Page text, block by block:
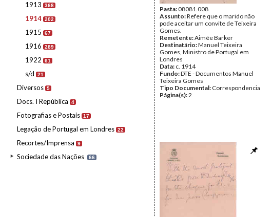
1913 368
1914 202
1915 67
1916 289
1922 61
s/d 21
Diversos 5
Docs. I República 4
Fotografias e Postais 17
Legação de Portugal em Londres 22
Recortes/Imprensa 9
Sociedade das Nações 66
Pasta:08081.008
Assunto:Refere que o marido não
pode aceitar um convite de Teixeira
Gomes.
Remetente:Aimée Barker
Destinatário:Manuel Teixeira
Gomes, Ministro de Portugal em
Londres
Data: c. 1914
Fundo:DTE - Documentos Manuel
Teixeira Gomes
Tipo Documental: Correspondencia
Página(s):2